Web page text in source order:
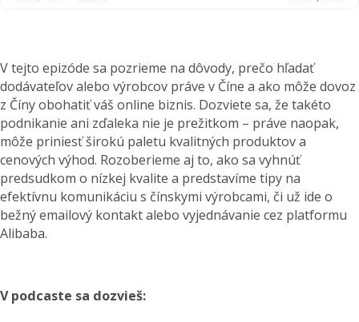
V tejto epizóde sa pozrieme na dôvody, prečo hľadať
dodávateľov alebo výrobcov práve v Číne a ako môže dovoz
z Číny obohatiť váš online biznis. Dozviete sa, že takéto
podnikanie ani zďaleka nie je prežitkom – práve naopak,
môže priniesť širokú paletu kvalitných produktov a
cenových výhod. Rozoberieme aj to, ako sa vyhnúť
predsudkom o nízkej kvalite a predstavíme tipy na
efektívnu komunikáciu s čínskymi výrobcami, či už ide o
bežný emailový kontakt alebo vyjednávanie cez platformu
Alibaba.
V podcaste sa dozvieš: